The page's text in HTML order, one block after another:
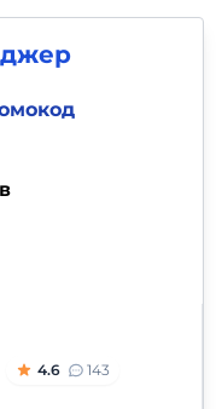
4.6 143